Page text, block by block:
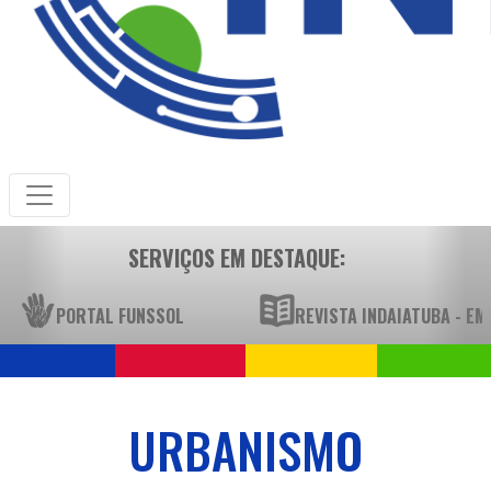
SERVIÇOS EM DESTAQUE:
PORTAL FUNSSOL REVISTA INDAIATUBA -
URBANISMO